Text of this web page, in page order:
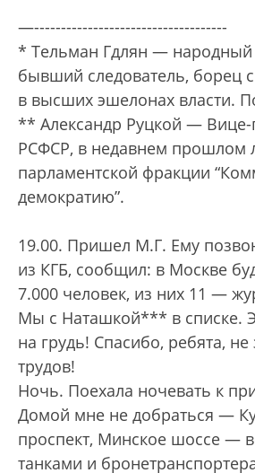
—------------------------------------
* Тельман Гдлян — народный
бывший следователь, борец
в высших эшелонах власти.
** Александр Руцкой — Вице-
РСФСР, в недавнем прошлом
парламентской фракции
демократию”.
19.00. Пришел М.Г. Ему
из КГБ, сообщил: в Москве
7.000 человек, из них 11 —
Мы с Наташкой*** в списке.
на грудь! Спасибо, ребята,
трудов!
Ночь. Поехала ночевать к
Домой мне не добраться —
проспект, Минское шоссе —
танками и